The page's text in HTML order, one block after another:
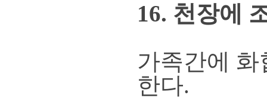
16. 천장에
가족간에
한다.